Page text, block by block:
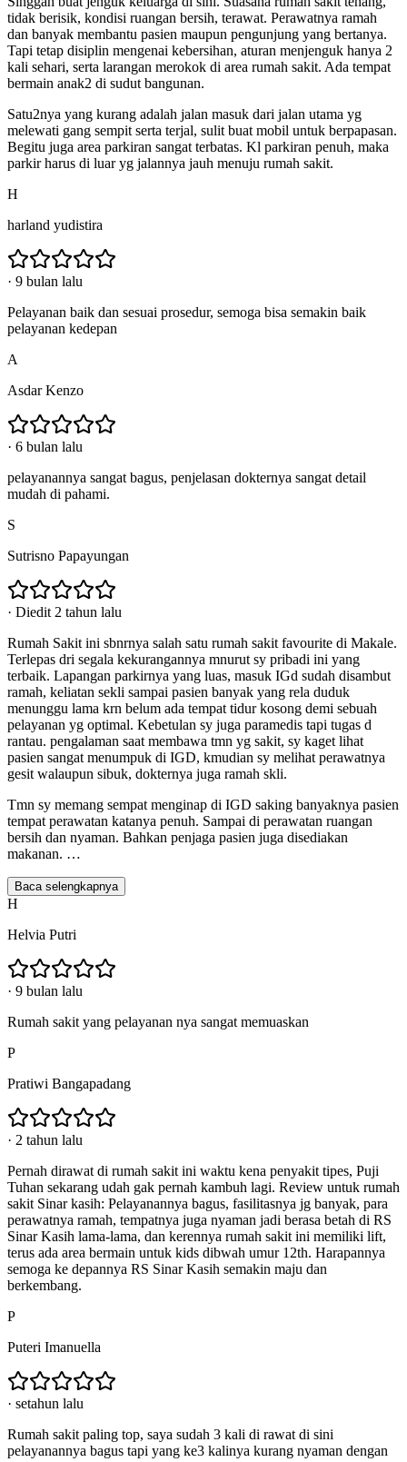
tidak berisik, kondisi ruangan bersih, terawat. Perawatnya ramah
dan banyak membantu pasien maupun pengunjung yang bertanya.
Tapi tetap disiplin mengenai kebersihan, aturan menjenguk hanya 2
kali sehari, serta larangan merokok di area rumah sakit. Ada tempat
bermain anak2 di sudut bangunan.
Satu2nya yang kurang adalah jalan masuk dari jalan utama yg
melewati gang sempit serta terjal, sulit buat mobil untuk berpapasan.
Begitu juga area parkiran sangat terbatas. Kl parkiran penuh, maka
parkir harus di luar yg jalannya jauh menuju rumah sakit.
H
harland yudistira
· 9 bulan lalu
Pelayanan baik dan sesuai prosedur, semoga bisa semakin baik
pelayanan kedepan
A
Asdar Kenzo
· 6 bulan lalu
pelayanannya sangat bagus, penjelasan dokternya sangat detail
mudah di pahami.
S
Sutrisno Papayungan
· Diedit 2 tahun lalu
Rumah Sakit ini sbnrnya salah satu rumah sakit favourite di Makale.
Terlepas dri segala kekurangannya mnurut sy pribadi ini yang
terbaik. Lapangan parkirnya yang luas, masuk IGd sudah disambut
ramah, keliatan sekli sampai pasien banyak yang rela duduk
menunggu lama krn belum ada tempat tidur kosong demi sebuah
pelayanan yg optimal. Kebetulan sy juga paramedis tapi tugas d
rantau. pengalaman saat membawa tmn yg sakit, sy kaget lihat
pasien sangat menumpuk di IGD, kmudian sy melihat perawatnya
gesit walaupun sibuk, dokternya juga ramah skli.
Tmn sy memang sempat menginap di IGD saking banyaknya pasien
tempat perawatan katanya penuh. Sampai di perawatan ruangan
bersih dan nyaman. Bahkan penjaga pasien juga disediakan
makanan. …
Baca selengkapnya
H
Helvia Putri
· 9 bulan lalu
Rumah sakit yang pelayanan nya sangat memuaskan
P
Pratiwi Bangapadang
· 2 tahun lalu
Pernah dirawat di rumah sakit ini waktu kena penyakit tipes, Puji
Tuhan sekarang udah gak pernah kambuh lagi. Review untuk rumah
sakit Sinar kasih: Pelayanannya bagus, fasilitasnya jg banyak, para
perawatnya ramah, tempatnya juga nyaman jadi berasa betah di RS
Sinar Kasih lama-lama, dan kerennya rumah sakit ini memiliki lift,
terus ada area bermain untuk kids dibwah umur 12th. Harapannya
semoga ke depannya RS Sinar Kasih semakin maju dan
berkembang.
P
Puteri Imanuella
· setahun lalu
Rumah sakit paling top, saya sudah 3 kali di rawat di sini
pelayanannya bagus tapi yang ke3 kalinya kurang nyaman dengan